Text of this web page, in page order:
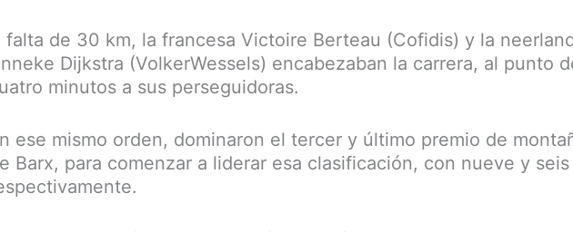
falta de 30 km, la francesa Victoire Berteau (Cofidis) y la
Dijkstra (VolkerWessels) encabezaban la carrera, al punto
minutos a sus perseguidoras.
ese mismo orden, dominaron el tercer y último premio de
Barx, para comenzar a liderar esa clasificación, con nueve y